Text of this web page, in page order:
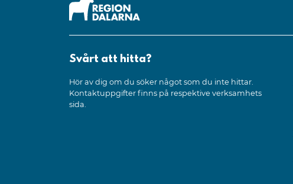
Svårt att hitta?
Hör av dig om du söker något som du inte hittar.
Kontaktuppgifter finns på respektive verksamhets
sida.